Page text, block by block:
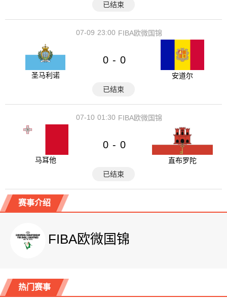
已结束
23:00
07-09 FIBA欧微国锦
圣马利诺
0 - 0
安道尔
已结束
01:30
07-10 FIBA欧微国锦
马耳他
0 - 0
直布罗陀
已结束
赛事介绍
FIBA欧微国锦
热门赛事